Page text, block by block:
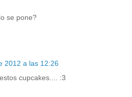
se pone?
2012 a las 12:26
cupcakes.... :3